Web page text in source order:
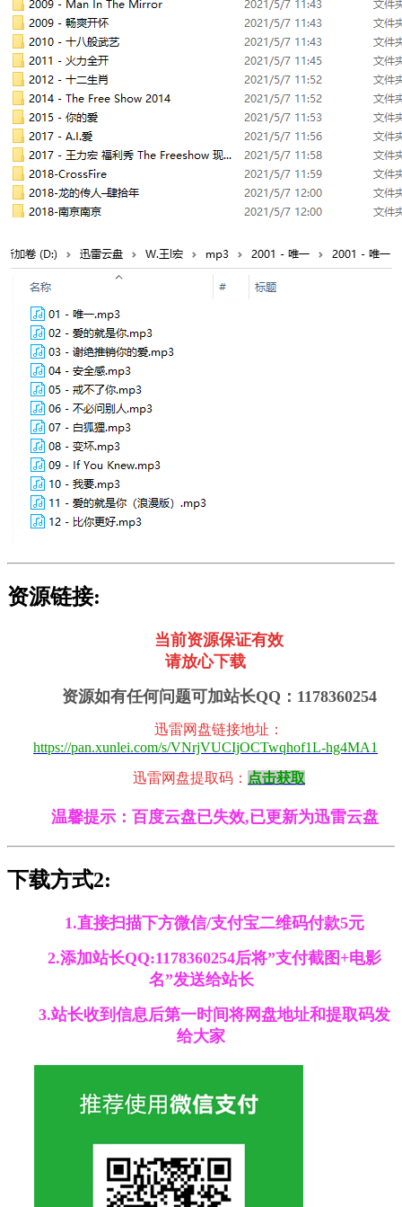
资源链接:
当前资源保证有效
请放心下载
资源如有任何问题可加站长QQ：1178360254
迅雷网盘链接地址 ：
https://pan.xunlei.com/s/VNrjVUCIjOCTwqhof1L-hg4MA1
迅雷网盘提取码： 点击获取
温馨提示：百度云盘已失效,已更新为迅雷云盘
下载方式2:
1.直接扫描下方微信/支付宝二维码付款5元
2.添加站长QQ:1178360254后将”支付截图+电影
名”发送给站长
3.站长收到信息后第一时间将网盘地址和提取码发
给大家